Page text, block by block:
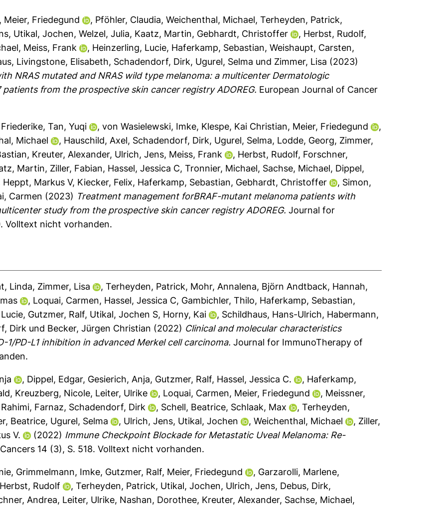
, Meier, Friedegund , Pföhler, Claudia,Weichenthal, Michael,Terheyden, Patrick,
, Utikal, Jochen,Welzel, Julia, Kaatz, Martin, Gebhardt, Christoffer , Herbst, Rudolf,
, Meiss, Frank , Heinzerling, Lucie, Haferkamp, Sebastian,Weishaupt, Carsten,
, Livingstone, Elisabeth, Schadendorf, Dirk, Ugurel, Selma und Zimmer, Lisa (2023)
NRAS mutated and NRAS wild type melanoma: a multicenter Dermatologic
from the prospective skin cancer registry ADOREG. European Journal of Cancer
,Tan, Yuqi ,von Wasielewski, Imke, Klespe, Kai Christian, Meier, Friedegund
,
Michael , Hauschild, Axel, Schadendorf, Dirk, Ugurel, Selma, Lodde, Georg, Zimmer,
, Kreuter, Alexander, Ulrich, Jens, Meiss, Frank , Herbst, Rudolf, Forschner,
Martin, Ziller, Fabian, Hassel, Jessica C,Tronnier, Michael, Sachse, Michael, Dippel,
Heppt, Markus V, Kiecker, Felix, Haferkamp, Sebastian, Gebhardt, Christoffer , Simon,
Carmen (2023) Treatment management forBRAF-mutant melanoma patients with
study from the prospective skin cancer registry ADOREG. Journal for
Volltext nicht vorhanden.
Linda, Zimmer, Lisa ,Terheyden, Patrick, Mohr, Annalena, Björn Andtback, Hannah,
, Loquai, Carmen, Hassel, Jessica C, Gambichler, Thilo, Haferkamp, Sebastian,
, Gutzmer, Ralf, Utikal, Jochen S, Horny, Kai , Schildhaus, Hans-Ulrich, Habermann,
Dirk und Becker, Jürgen Christian (2022) Clinical and molecular characteristics
PD-L1 inhibition in advanced Merkel cell carcinoma. Journal for ImmunoTherapy of
, Dippel, Edgar, Gesierich, Anja, Gutzmer, Ralf, Hassel, Jessica C. , Haferkamp,
, Kreuzberg, Nicole, Leiter, Ulrike , Loquai, Carmen, Meier, Friedegund , Meissner,
Rahimi, Farnaz, Schadendorf, Dirk , Schell, Beatrice, Schlaak, Max ,Terheyden,
Beatrice, Ugurel, Selma , Ulrich, Jens, Utikal, Jochen ,Weichenthal, Michael , Ziller,
V. (2022) Immune Checkpoint Blockade for Metastatic Uveal Melanoma: Re-
Cancers 14 (3), S. 518.Volltext nicht vorhanden.
, Grimmelmann, Imke, Gutzmer, Ralf, Meier, Friedegund , Garzarolli, Marlene,
Herbst, Rudolf ,Terheyden, Patrick, Utikal, Jochen, Ulrich, Jens, Debus, Dirk,
Andrea, Leiter, Ulrike, Nashan, Dorothee, Kreuter, Alexander, Sachse, Michael,